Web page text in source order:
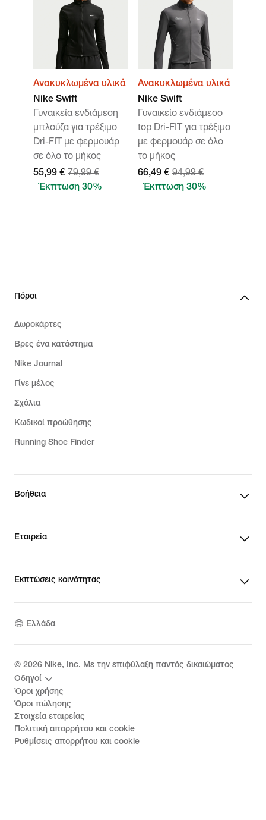
Ανακυκλωμένα υλικά
Nike Swift
Γυναικεία ενδιάμεση
μπλούζα για τρέξιμο
Dri-FIT με φερμουάρ
σε όλο το μήκος
55,99 € 79,99 €
Έκπτωση 30%
Ανακυκλωμένα υλικά
Nike Swift
Γυναικείο ενδιάμεσο
top Dri-FIT για τρέξιμο
με φερμουάρ σε όλο
το μήκος
66,49 € 94,99 €
Έκπτωση 30%
Πόροι
Δωροκάρτες
Βρες ένα κατάστημα
Nike Journal
Γίνε μέλος
Σχόλια
Κωδικοί προώθησης
Running Shoe Finder
Βοήθεια
Εταιρεία
Εκπτώσεις κοινότητας
Ελλάδα
© 2026 Nike, Inc. Με την επιφύλαξη παντός δικαιώματος
Οδηγοί
Όροι χρήσης
Όροι πώλησης
Στοιχεία εταιρείας
Πολιτική απορρήτου και cookie
Ρυθμίσεις απορρήτου και cookie